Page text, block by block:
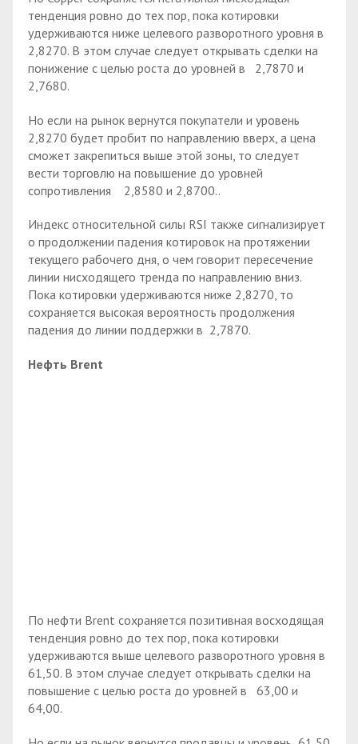
тенденция ровно до тех пор, пока котировки
удерживаются ниже целевого разворотного уровня в
2,8270. В этом случае следует открывать сделки на
понижение с целью роста до уровней в 2,7870 и
2,7680.
Но если на рынок вернутся покупатели и уровень
2,8270 будет пробит по направлению вверх, а цена
сможет закрепиться выше этой зоны, то следует
вести торговлю на повышение до уровней
сопротивления 2,8580 и 2,8700..
Индекс относительной силы RSI также сигнализирует
о продолжении падения котировок на протяжении
текущего рабочего дня, о чем говорит пересечение
линии нисходящего тренда по направлению вниз.
Пока котировки удерживаются ниже 2,8270, то
сохраняется высокая вероятность продолжения
падения до линии поддержки в 2,7870.
Нефть Brent
По нефти Brent сохраняется позитивная восходящая
тенденция ровно до тех пор, пока котировки
удерживаются выше целевого разворотного уровня в
61,50. В этом случае следует открывать сделки на
повышение с целью роста до уровней в 63,00 и
64,00.